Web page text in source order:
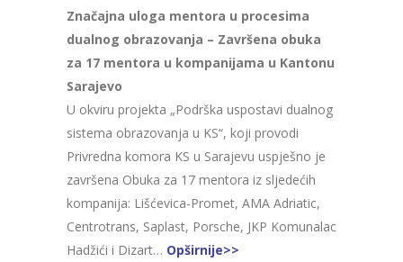
Značajna uloga mentora u procesima
dualnog obrazovanja – Završena obuka
za 17 mentora u kompanijama u Kantonu
Sarajevo
U okviru projekta „Podrška uspostavi dualnog
sistema obrazovanja u KS“, koji provodi
Privredna komora KS u Sarajevu uspješno je
završena Obuka za 17 mentora iz sljedećih
kompanija: Lišćevica-Promet, AMA Adriatic,
Centrotrans, Saplast, Porsche, JKP Komunalac
Hadžići i Dizart… Opširnije>>